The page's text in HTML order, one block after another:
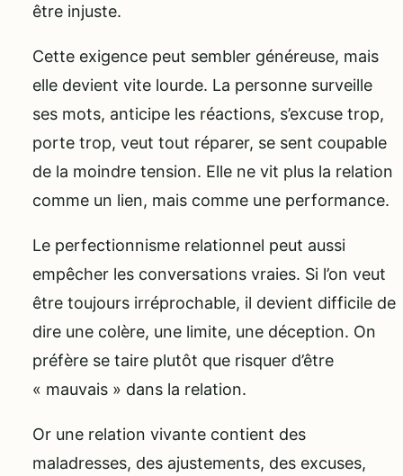
être injuste.
Cette exigence peut sembler généreuse, mais
elle devient vite lourde. La personne surveille
ses mots, anticipe les réactions, s’excuse trop,
porte trop, veut tout réparer, se sent coupable
de la moindre tension. Elle ne vit plus la relation
comme un lien, mais comme une performance.
Le perfectionnisme relationnel peut aussi
empêcher les conversations vraies. Si l’on veut
être toujours irréprochable, il devient difficile de
dire une colère, une limite, une déception. On
préfère se taire plutôt que risquer d’être
« mauvais » dans la relation.
Or une relation vivante contient des
maladresses, des ajustements, des excuses,